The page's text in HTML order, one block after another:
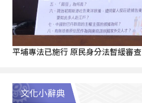
平埔專法已施行 原民身分法暫緩審查
文化小辭典